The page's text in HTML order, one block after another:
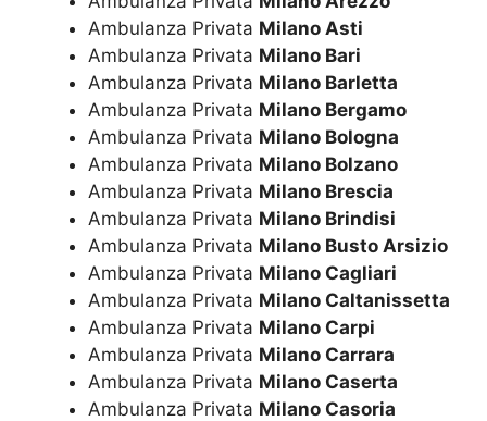
Ambulanza Privata Milano Asti
Ambulanza Privata Milano Bari
Ambulanza Privata Milano Barletta
Ambulanza Privata Milano Bergamo
Ambulanza Privata Milano Bologna
Ambulanza Privata Milano Bolzano
Ambulanza Privata Milano Brescia
Ambulanza Privata Milano Brindisi
Ambulanza Privata Milano Busto Arsizio
Ambulanza Privata Milano Cagliari
Ambulanza Privata Milano Caltanissetta
Ambulanza Privata Milano Carpi
Ambulanza Privata Milano Carrara
Ambulanza Privata Milano Caserta
Ambulanza Privata Milano Casoria